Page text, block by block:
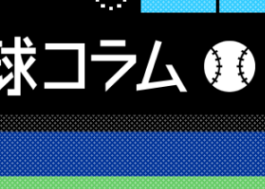
「最悪の空気のまま解散」WBC日本代表“
観る将棋、読む将棋
#城彰二 #内田有紀
#松田聖子